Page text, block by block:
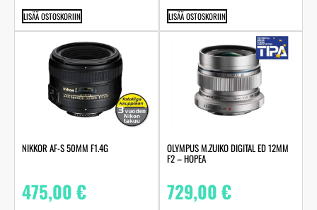
LISÄÄ OSTOSKORIIN LISÄÄ OSTOSKORIIN
NIKKOR AF-S 50MM F1.4G
475,00€
OLYMPUS M.ZUIKO DIGITAL ED 12MM
F2 – HOPEA
729,00€